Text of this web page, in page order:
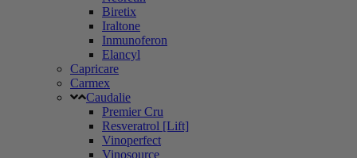
Biretix
Iraltone
Inmunoferon
Elancyl
Capricare
Carmex
Caudalie
Premier Cru
Resveratrol [Lift]
Vinoperfect
Vinosource